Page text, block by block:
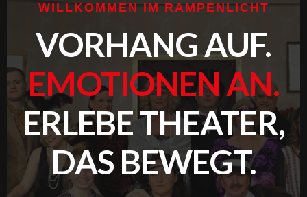
WILLKOMMEN IM RAMPENLICHT
VORHANG AUF.
EMOTIONEN AN.
ERLEBE THEATER,
DAS BEWEGT.